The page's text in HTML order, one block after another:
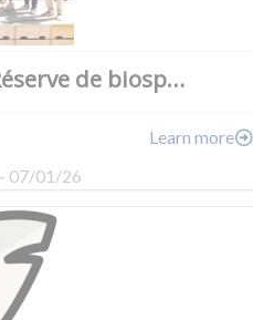
de biosp…
Learn more
07/01/26